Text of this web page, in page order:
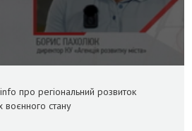
про регіональний розвиток
стану